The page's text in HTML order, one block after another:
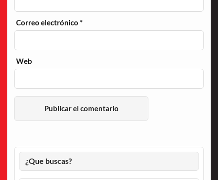
Correo electrónico*
Web
¿Que buscas?